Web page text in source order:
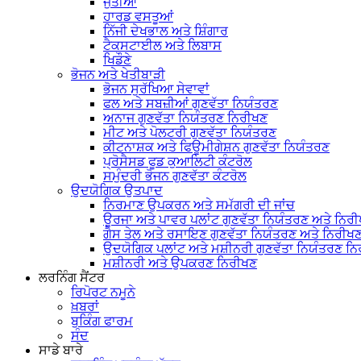
ਹਾਰਡ ਵਸਤੂਆਂ
ਨਿੱਜੀ ਦੇਖਭਾਲ ਅਤੇ ਸ਼ਿੰਗਾਰ
ਟੈਕਸਟਾਈਲ ਅਤੇ ਲਿਬਾਸ
ਖਿਡੌਣੇ
ਭੋਜਨ ਅਤੇ ਖੇਤੀਬਾੜੀ
ਭੋਜਨ ਸੁਰੱਖਿਆ ਸੇਵਾਵਾਂ
ਫਲ ਅਤੇ ਸਬਜ਼ੀਆਂ ਗੁਣਵੱਤਾ ਨਿਯੰਤਰਣ
ਅਨਾਜ ਗੁਣਵੱਤਾ ਨਿਯੰਤਰਣ ਨਿਰੀਖਣ
ਮੀਟ ਅਤੇ ਪੋਲਟਰੀ ਗੁਣਵੱਤਾ ਨਿਯੰਤਰਣ
ਕੀਟਨਾਸ਼ਕ ਅਤੇ ਫਿਊਮੀਗੇਸ਼ਨ ਗੁਣਵੱਤਾ ਨਿਯੰਤਰਣ
ਪ੍ਰੋਸੈਸਡ ਫੂਡ ਕੁਆਲਿਟੀ ਕੰਟਰੋਲ
ਸਮੁੰਦਰੀ ਭੋਜਨ ਗੁਣਵੱਤਾ ਕੰਟਰੋਲ
ਉਦਯੋਗਿਕ ਉਤਪਾਦ
ਨਿਰਮਾਣ ਉਪਕਰਨ ਅਤੇ ਸਮੱਗਰੀ ਦੀ ਜਾਂਚ
ਊਰਜਾ ਅਤੇ ਪਾਵਰ ਪਲਾਂਟ ਗੁਣਵੱਤਾ ਨਿਯੰਤਰਣ ਅਤੇ
ਗੈਸ ਤੇਲ ਅਤੇ ਰਸਾਇਣ ਗੁਣਵੱਤਾ ਨਿਯੰਤਰਣ ਅਤੇ
ਉਦਯੋਗਿਕ ਪਲਾਂਟ ਅਤੇ ਮਸ਼ੀਨਰੀ ਗੁਣਵੱਤਾ ਨਿਯੰਤਰਣ
ਮਸ਼ੀਨਰੀ ਅਤੇ ਉਪਕਰਣ ਨਿਰੀਖਣ
ਲਰਨਿੰਗ ਸੈਂਟਰ
ਰਿਪੋਰਟ ਨਮੂਨੇ
ਖ਼ਬਰਾਂ
ਬੁਕਿੰਗ ਫਾਰਮ
ਸੰਦ
ਸਾਡੇ ਬਾਰੇ